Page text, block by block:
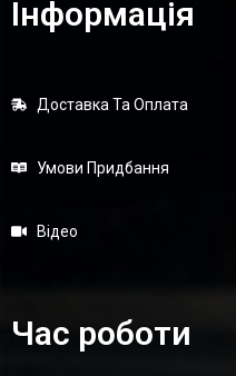
Інформація
Доставка Та Оплата
Умови Придбання
Відео
Час роботи